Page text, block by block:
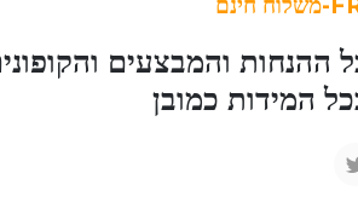
ההנחות והמבצעים
המידות כמובן